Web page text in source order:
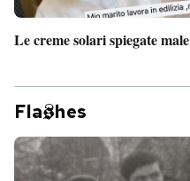
Le creme solari spiegate male
Fla hes